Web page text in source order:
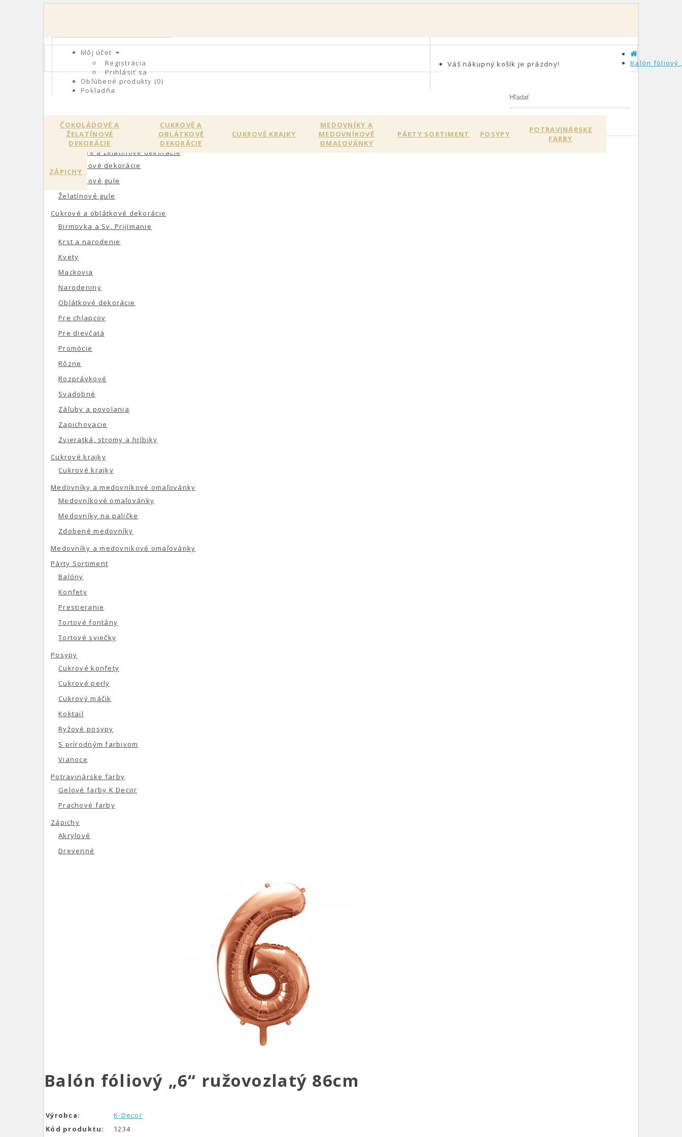
Môj účet
Registrácia
Prihlásiť sa
Obľúbené produkty (0)
Pokladňa
Váš nákupný košík je prázdny!
ČOKOLÁDOVÉ A
ŽELATÍNOVÉ
DEKORÁCIE
CUKROVÉ A
OBLÁTKOVÉ
DEKORÁCIE
CUKROVÉ KRAJKY
MEDOVNÍKY A
MEDOVNÍKOVÉ
OMAĽOVÁNKY
PÁRTY SORTIMENT POSYPY
POTRAVINÁRSKE
FARBY
ZÁPICHY
Balón fóliový
KATEGÓRIE
Čokoládové a želatínové dekorácie
Čokoládové dekorácie
Čokoládové gule
Želatínové gule
Cukrové a oblátkové dekorácie
Birmovka a Sv. Prijímanie
Krst a narodenie
Kvety
Mackovia
Narodeniny
Oblátkové dekorácie
Pre chlapcov
Pre dievčatá
Promócie
Rôzne
Rozprávkové
Svadobné
Záľuby a povolania
Zapichovacie
Zvieratká, stromy a hríbiky
Cukrové krajky
Cukrové krajky
Medovníky a medovníkové omaľovánky
Medovníkové omaľovánky
Medovníky na paličke
Zdobené medovníky
Medovníky a medovníkové omaľovánky
Párty Sortiment
Balóny
Konfety
Prestieranie
Tortové fontány
Tortové sviečky
Posypy
Cukrové konfety
Cukrové perly
Cukrový máčik
Koktail
Ryžové posypy
S prírodným farbivom
Vianoce
Potravinárske farby
Gelové farby K Decor
Prachové farby
Zápichy
Akrylové
Drevenné
Balón fóliový „6“ ružovozlatý 86cm
Výrobca:
K-Decor
Kód produktu:
1234